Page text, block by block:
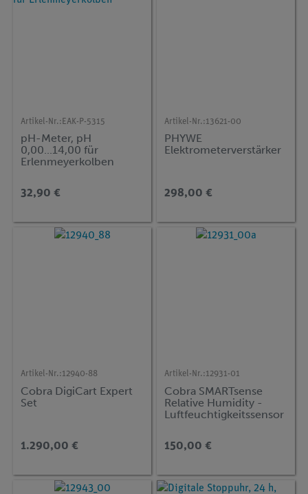
Artikel-Nr.: EAK-P-5315
pH-Meter, pH
0,00...14,00 für
Erlenmeyerkolben
32,90 €
Artikel-Nr.:13621-00
PHYWE
Elektrometerverstärker
298,00 €
Artikel-Nr.:12940-88
Cobra DigiCart Expert
Set
1.290,00 €
Artikel-Nr.:12931-01
Cobra SMARTsense
Relative Humidity -
Luftfeuchtigkeitssensor
150,00 €